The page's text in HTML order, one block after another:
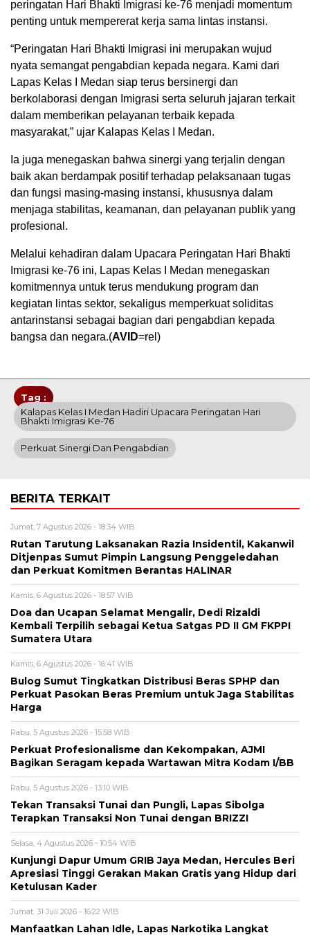
peringatan Hari Bhakti Imigrasi ke-76 menjadi momentum
penting untuk mempererat kerja sama lintas instansi.
“Peringatan Hari Bhakti Imigrasi ini merupakan wujud
nyata semangat pengabdian kepada negara. Kami dari
Lapas Kelas I Medan siap terus bersinergi dan
berkolaborasi dengan Imigrasi serta seluruh jajaran terkait
dalam memberikan pelayanan terbaik kepada
masyarakat,” ujar Kalapas Kelas I Medan.
Ia juga menegaskan bahwa sinergi yang terjalin dengan
baik akan berdampak positif terhadap pelaksanaan tugas
dan fungsi masing-masing instansi, khususnya dalam
menjaga stabilitas, keamanan, dan pelayanan publik yang
profesional.
Melalui kehadiran dalam Upacara Peringatan Hari Bhakti
Imigrasi ke-76 ini, Lapas Kelas I Medan menegaskan
komitmennya untuk terus mendukung program dan
kegiatan lintas sektor, sekaligus memperkuat soliditas
antarinstansi sebagai bagian dari pengabdian kepada
bangsa dan negara.(AVID=rel)
Tag :
Kalapas Kelas I Medan Hadiri Upacara Peringatan Hari
Bhakti Imigrasi Ke-76
Perkuat Sinergi Dan Pengabdian
BERITA TERKAIT
Jumat, 7 Agustus 2026 - 18:34 WIB
Rutan Tarutung Laksanakan Razia Insidentil, Kakanwil
Ditjenpas Sumut Pimpin Langsung Penggeledahan
dan Perkuat Komitmen Berantas HALINAR
Kamis, 6 Agustus 2026 - 18:57 WIB
Doa dan Ucapan Selamat Mengalir, Dedi Rizaldi
Kembali Terpilih sebagai Ketua Satgas PD II GM FKPPI
Sumatera Utara
Kamis, 6 Agustus 2026 - 16:41 WIB
Bulog Sumut Tingkatkan Distribusi Beras SPHP dan
Perkuat Pasokan Beras Premium untuk Jaga Stabilitas
Harga
Rabu, 5 Agustus 2026 - 15:58 WIB
Perkuat Profesionalisme dan Kekompakan, AJMI
Bagikan Seragam kepada Wartawan Mitra Kodam I/BB
Rabu, 5 Agustus 2026 - 13:10 WIB
Tekan Transaksi Tunai dan Pungli, Lapas Sibolga
Terapkan Transaksi Non Tunai dengan BRIZZI
Selasa, 4 Agustus 2026 - 10:54 WIB
Kunjungi Dapur Umum GRIB Jaya Medan, Hercules Beri
Apresiasi Tinggi Gerakan Makan Gratis yang Hidup dari
Ketulusan Kader
Jumat, 31 Juli 2026 - 16:22 WIB
Manfaatkan Lahan Idle, Lapas Narkotika Langkat